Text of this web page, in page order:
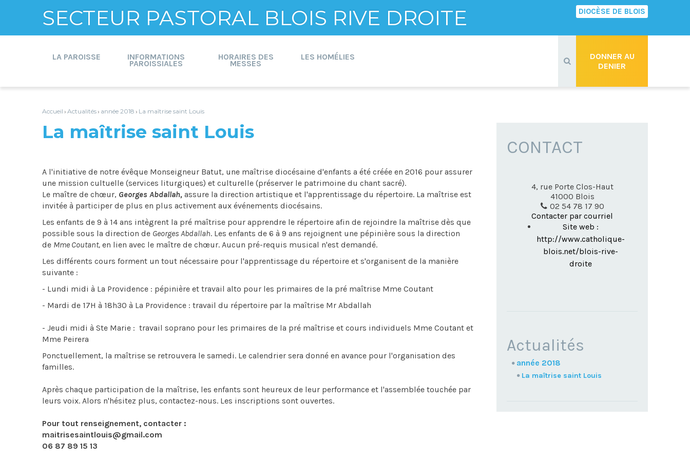
SECTEUR PASTORAL BLOIS RIVE DROITE DIOCÈSE DE BLOIS
DONNER AU
DENIER
LA PAROISSE INFORMATIONS
PAROISSIALES
HORAIRES DES
MESSES
LES HOMÉLIES
Accueil › Actualités› année 2018 › La maîtrise saint Louis
La maîtrise saint Louis
A l'initiative de notre évêque Monseigneur Batut, une maîtrise diocésaine d'enfants a été créée en 2016 pour assurer
une mission cultuelle (services liturgiques) et culturelle (préserver le patrimoine du chant sacré).
Le maître de chœur, Georges Abdallah, assure la direction artistique et l'apprentissage du répertoire. La maîtrise est
invitée à participer de plus en plus activement aux événements diocésains.
Les enfants de 9 à 14 ans intègrent la pré maîtrise pour apprendre le répertoire afin de rejoindre la maîtrise dès que
possible sous la direction de Georges Abdallah. Les enfants de 6 à 9 ans rejoignent une pépinière sous la direction
de Mme Coutant, en lien avec le maître de chœur. Aucun pré-requis musical n'est demandé.
Les différents cours forment un tout nécessaire pour l'apprentissage du répertoire et s'organisent de la manière
suivante :
- Lundi midi à La Providence : pépinière et travail alto pour les primaires de la pré maîtrise Mme Coutant
- Mardi de 17H à 18h30 à La Providence : travail du répertoire par la maîtrise Mr Abdallah
- Jeudi midi à Ste Marie : travail soprano pour les primaires de la pré maîtrise et cours individuels Mme Coutant et
Mme Peirera
Ponctuellement, la maîtrise se retrouvera le samedi. Le calendrier sera donné en avance pour l'organisation des
familles.
Après chaque participation de la maîtrise, les enfants sont heureux de leur performance et l'assemblée touchée par
leurs voix. Alors n'hésitez plus, contactez-nous. Les inscriptions sont ouvertes.
Pour tout renseignement, contacter :
maitrisesaintlouis@gmail.com
06 87 89 15 13
CONTACT
4, rue Porte Clos-Haut
41000 Blois
02 54 78 17 90
Contacter par courriel
Site web :
http://www.catholique-
blois.net/blois-rive-
droite
NAVIGATION
Actualités
année 2018
La maîtrise saint Louis